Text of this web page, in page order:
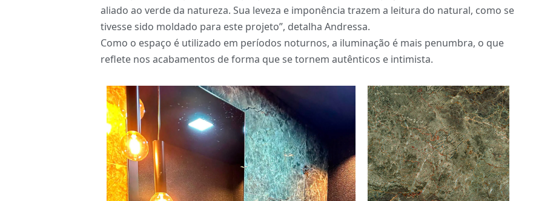
aliado ao verde da natureza. Sua leveza e imponência trazem a leitura do natural, como se
tivesse sido moldado para este projeto”, detalha Andressa.
Como o espaço é utilizado em períodos noturnos, a iluminação é mais penumbra, o que
reflete nos acabamentos de forma que se tornem autênticos e intimista.